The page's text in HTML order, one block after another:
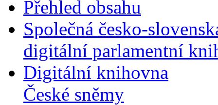
Přehled obsahu
Společná česko-
digitální parlamentní
Digitální knihovna
České sněmy